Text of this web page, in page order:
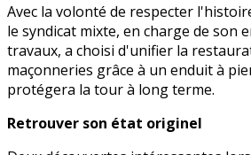
Avec la volonté de respecter
le syndicat mixte, en charge de son
travaux, a choisi d'unifier la
maçonneries grâce à un enduit à
protégera la tour à long terme.
Retrouver son état originel